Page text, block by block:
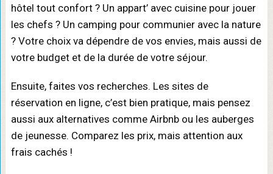
hôtel tout confort ? Un appart’ avec cuisine pour jouer
les chefs ? Un camping pour communier avec la nature
? Votre choix va dépendre de vos envies, mais aussi de
votre budget et de la durée de votre séjour.
Ensuite, faites vos recherches. Les sites de
réservation en ligne, c’est bien pratique, mais pensez
aussi aux alternatives comme Airbnb ou les auberges
de jeunesse. Comparez les prix, mais attention aux
frais cachés !